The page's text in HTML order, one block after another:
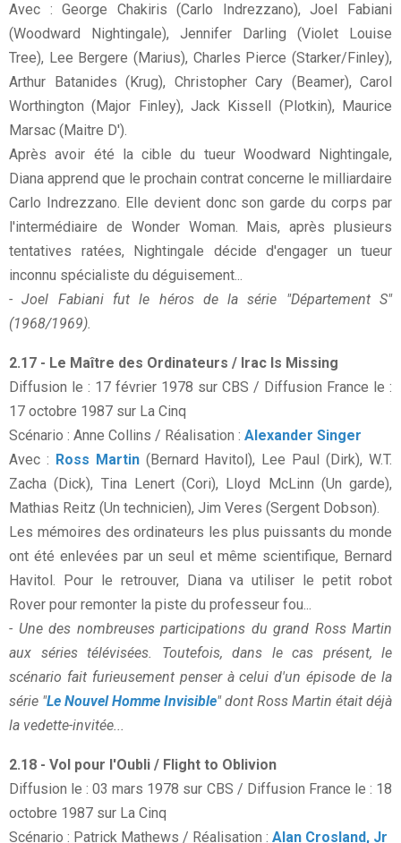
Avec : George Chakiris (Carlo Indrezzano), Joel Fabiani
(Woodward Nightingale), Jennifer Darling (Violet Louise
Tree), Lee Bergere (Marius), Charles Pierce (Starker/Finley),
Arthur Batanides (Krug), Christopher Cary (Beamer), Carol
Worthington (Major Finley), Jack Kissell (Plotkin), Maurice
Marsac (Maitre D').
Après avoir été la cible du tueur Woodward Nightingale,
Diana apprend que le prochain contrat concerne le milliardaire
Carlo Indrezzano. Elle devient donc son garde du corps par
l'intermédiaire de Wonder Woman. Mais, après plusieurs
tentatives ratées, Nightingale décide d'engager un tueur
inconnu spécialiste du déguisement...
- Joel Fabiani fut le héros de la série "Département S"
(1968/1969).
2.17 - Le Maître des Ordinateurs / Irac Is Missing
Diffusion le : 17 février 1978 sur CBS / Diffusion France le :
17 octobre 1987 sur La Cinq
Scénario : Anne Collins / Réalisation : Alexander Singer
Avec : Ross Martin(Bernard Havitol), Lee Paul (Dirk), W.T.
Zacha (Dick), Tina Lenert (Cori), Lloyd McLinn (Un garde),
Mathias Reitz (Un technicien), Jim Veres (Sergent Dobson).
Les mémoires des ordinateurs les plus puissants du monde
ont été enlevées par un seul et même scientifique, Bernard
Havitol. Pour le retrouver, Diana va utiliser le petit robot
Rover pour remonter la piste du professeur fou...
- Une des nombreuses participations du grand Ross Martin
aux séries télévisées. Toutefois, dans le cas présent, le
scénario fait furieusement penser à celui d'un épisode de la
série "Le Nouvel Homme Invisible" dont Ross Martin était déjà
la vedette-invitée...
2.18 - Vol pour l'Oubli / Flight to Oblivion
Diffusion le : 03 mars 1978 sur CBS / Diffusion France le : 18
octobre 1987 sur La Cinq
Scénario : Patrick Mathews / Réalisation : Alan Crosland, Jr